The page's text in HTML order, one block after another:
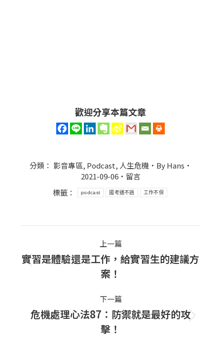
歡迎分享本篇文章
分類： 影音專區, Podcast, 人生危機 ByHans
2021-09-06
留言
標籤：
podcast 國考通不過 工作不保
navigation
上一篇
一
篇
文
章：
實習是體驗還是工作，給實習生的建議方
案！
下一篇
下
一
危機處理心法87：防禦就是最好的攻
擊！